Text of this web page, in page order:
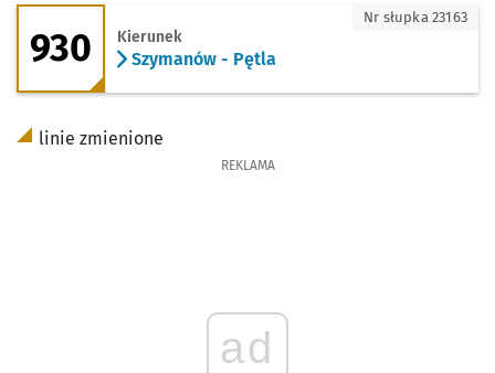
930 - kierunek Szymanów - Pętla
930 Kierunek
Szymanów - Pętla
Nr słupka 23163
linie zmienione
REKLAMA
ad